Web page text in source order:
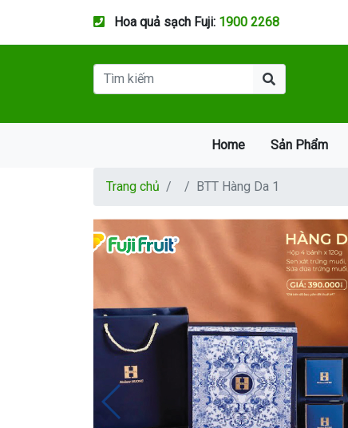
Hoa quả sạch Fuji: 1900 2268
Home Sản Phẩm
Trang chủ BTT Hàng Da 1